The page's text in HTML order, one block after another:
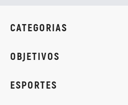
CATEGORIAS
OBJETIVOS
ESPORTES